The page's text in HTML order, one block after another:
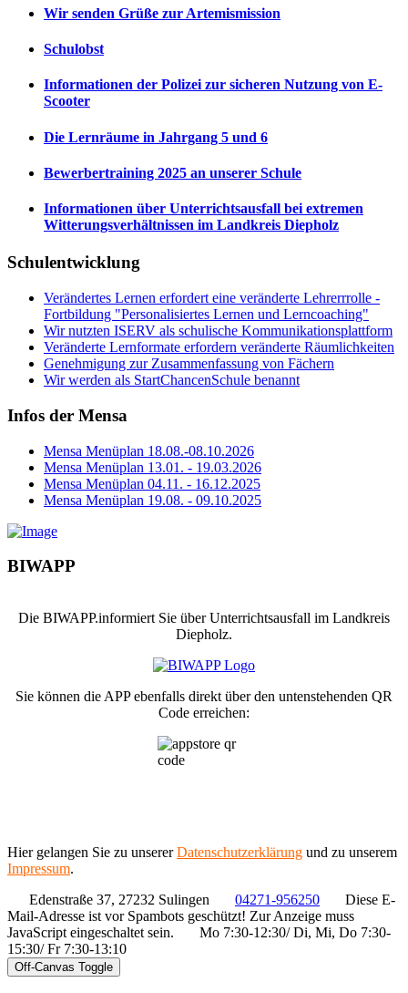
Wir senden Grüße zur Artemismission
Schulobst
Informationen der Polizei zur sicheren Nutzung von E-
Scooter
Die Lernräume in Jahrgang 5 und 6
Bewerbertraining 2025 an unserer Schule
Informationen über Unterrichtsausfall bei extremen
Witterungsverhältnissen im Landkreis Diepholz
Schulentwicklung
Verändertes Lernen erfordert eine veränderte Lehrerrrolle -
Fortbildung "Personalisiertes Lernen und Lerncoaching"
Wir nutzten ISERV als schulische Kommunikationsplattform
Veränderte Lernformate erfordern veränderte Räumlichkeiten
Genehmigung zur Zusammenfassung von Fächern
Wir werden als StartChancenSchule benannt
Infos der Mensa
Mensa Menüplan 18.08.-08.10.2026
Mensa Menüplan 13.01. - 19.03.2026
Mensa Menüplan 04.11. - 16.12.2025
Mensa Menüplan 19.08. - 09.10.2025
BIWAPP
Die BIWAPP.informiert Sie über Unterrichtsausfall im Landkreis
Diepholz.
Sie können die APP ebenfalls direkt über den untenstehenden QR
Code erreichen:
Hier gelangen Sie zu unsererDatenschutzerklärung und zu unserem
Impressum.
Edenstraße 37, 27232 Sulingen
04271-956250
Diese E-
Mail-Adresse ist vor Spambots geschützt! Zur Anzeige muss
JavaScript eingeschaltet sein.
Mo 7:30-12:30/ Di, Mi, Do 7:30-
15:30/ Fr 7:30-13:10
Off-Canvas Toggle